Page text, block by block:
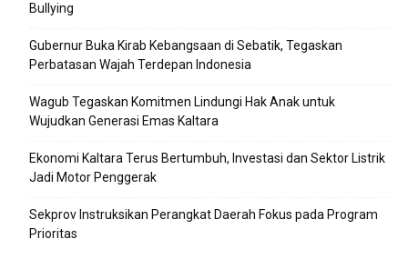
Bullying
Gubernur Buka Kirab Kebangsaan di Sebatik, Tegaskan
Perbatasan Wajah Terdepan Indonesia
Wagub Tegaskan Komitmen Lindungi Hak Anak untuk
Wujudkan Generasi Emas Kaltara
Ekonomi Kaltara Terus Bertumbuh, Investasi dan Sektor Listrik
Jadi Motor Penggerak
Sekprov Instruksikan Perangkat Daerah Fokus pada Program
Prioritas